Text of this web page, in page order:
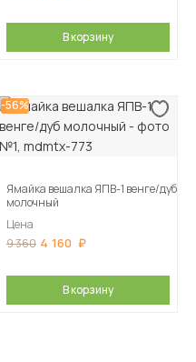
В корзину
-56%
Ямайка вешалка ЯПВ-1 венге/дуб
молочный
Цена
9 360 4 160
В корзину